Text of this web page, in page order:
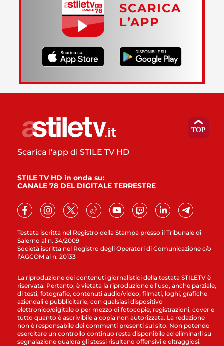
SCARICA
L’APP
Testata iscritta nel Registro della Stampa presso il Tribunale di
Salerno al n. 34/2009
Società iscritta nel Registro degli Operatori di Comunicazione c/o
l’AGCOM al n. 20133
Scarica l'app di STILE TV HD
STILE TV HD in onda su:
CANALE 78 DEL DIGITALE TERRESTRE
La riproduzione dei contenuti giornalistici della testata STILETV è
riservata. Pertanto, è vietata la riproduzione e l’uso, anche parziale,
di testi, fotografie, contenuti audio/video, filmati, loghi, grafiche
aziendali e pubblicitarie, con qualsiasi dispositivo
elettronico/digitale o per mezzo di fotocopie, registrazioni, cover e
tutto quanto è ascrivibile a copia non autorizzata. La redazione
non è responsabile dei commenti presenti sul sito. Non potendo
esercitare un controllo continuo resta disponibile ad eliminarli su
segnalazione qualora gli stessi risultano offensivi e oltraggiosi.